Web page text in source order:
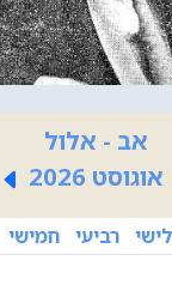
אב - אלול
אוגוסט 2026
רביעי חמישי